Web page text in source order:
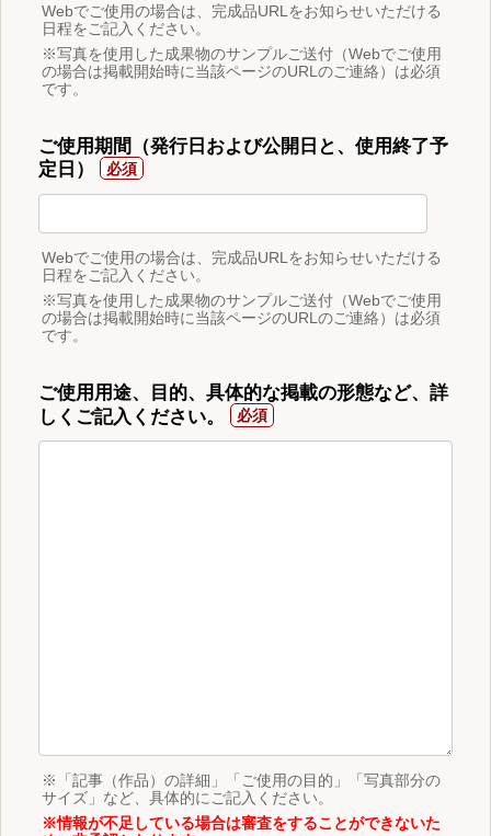
Webでご使用の場合は、完成品URLをお知らせいただける
日程をご記入ください。
※写真を使用した成果物のサンプルご送付（Webでご使用
の場合は掲載開始時に当該ページのURLのご連絡）は必須
です。
ご使用期間（発行日および公開日と、使用終了予
定日）
Webでご使用の場合は、完成品URLをお知らせいただける
日程をご記入ください。
※写真を使用した成果物のサンプルご送付（Webでご使用
の場合は掲載開始時に当該ページのURLのご連絡）は必須
です。
ご使用用途、目的、具体的な掲載の形態など、詳
しくご記入ください。
※「記事（作品）の詳細」「ご使用の目的」「写真部分の
サイズ」など、具体的にご記入ください。
※情報が不足している場合は審査をすることができないた